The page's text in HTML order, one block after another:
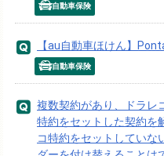
自動車保険
【au自動車ほけん】
自動車保険
複数契約があり、ドラレ
特約をセットした契約を
コ特約をセットしていな